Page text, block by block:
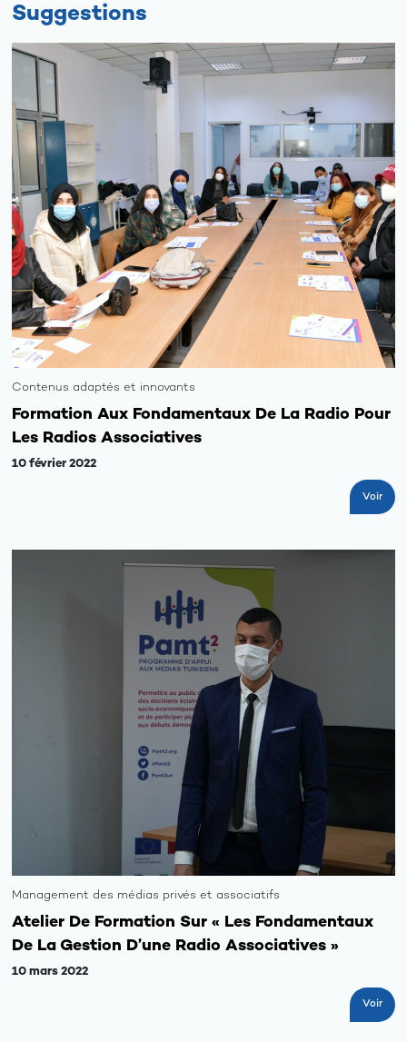
Axes
du
Les
activités
Les
Les
Suggestions
Contenus adaptés et innovants
Formation Aux Fondamentaux De La Radio Pour
Les Radios Associatives
10 février 2022
Voir
Management des médias privés et associatifs
Atelier De Formation Sur « Les Fondamentaux
De La Gestion D’une Radio Associatives »
10 mars 2022
Voir